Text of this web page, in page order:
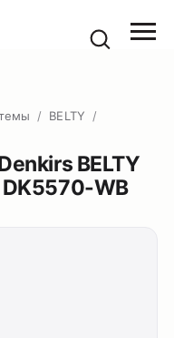
/ BELTY
/
BELTY
WB